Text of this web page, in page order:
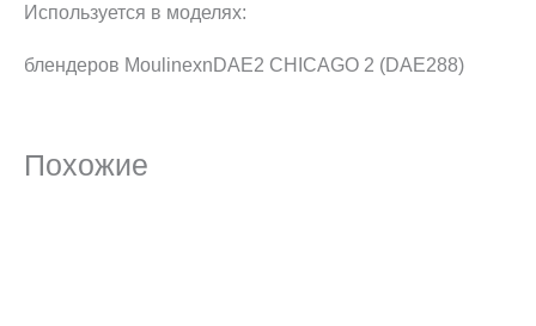
Используется в моделях:
блендеров MoulinexnDAE2 CHICAGO 2 (DAE288)
Похожие